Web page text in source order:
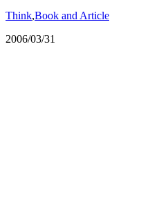
Think,Book and Article
2006/03/31